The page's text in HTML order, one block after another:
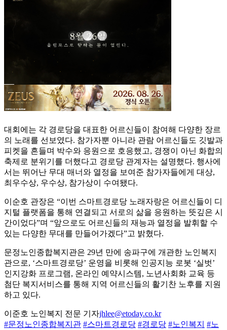
대회에는 각 경로당을 대표한 어르신들이 참여해 다양한 장르
의 노래를 선보였다. 참가자뿐 아니라 관람 어르신들도 깃발과
피켓을 흔들며 박수와 응원으로 호응했고, 경쟁이 아닌 화합의
축제로 분위기를 더했다고 경로당 관계자는 설명했다. 행사에
서는 뛰어난 무대 매너와 열정을 보여준 참가자들에게 대상,
최우수상, 우수상, 참가상이 수여됐다.
이순호 관장은 “이번 스마트경로당 노래자랑은 어르신들이 디
지털 플랫폼을 통해 연결되고 서로의 삶을 응원하는 뜻깊은 시
간이었다”며 “앞으로도 어르신들의 재능과 열정을 발휘할 수
있는 다양한 무대를 만들어가겠다”고 밝혔다.
문정노인종합복지관은 29년 만에 송파구에 개관한 노인복지
관으로, ‘스마트경로당’ 운영을 비롯해 인공지능 로봇 ‘실벗’
인지강화 프로그램, 온라인 예약시스템, 노년사회화 교육 등
첨단 복지서비스를 통해 지역 어르신들의 활기찬 노후를 지원
하고 있다.
이준호 노인복지 전문 기자jhlee@etoday.co.kr
#문정노인종합복지관 #스마트경로당 #경로당 #노인복지 #노